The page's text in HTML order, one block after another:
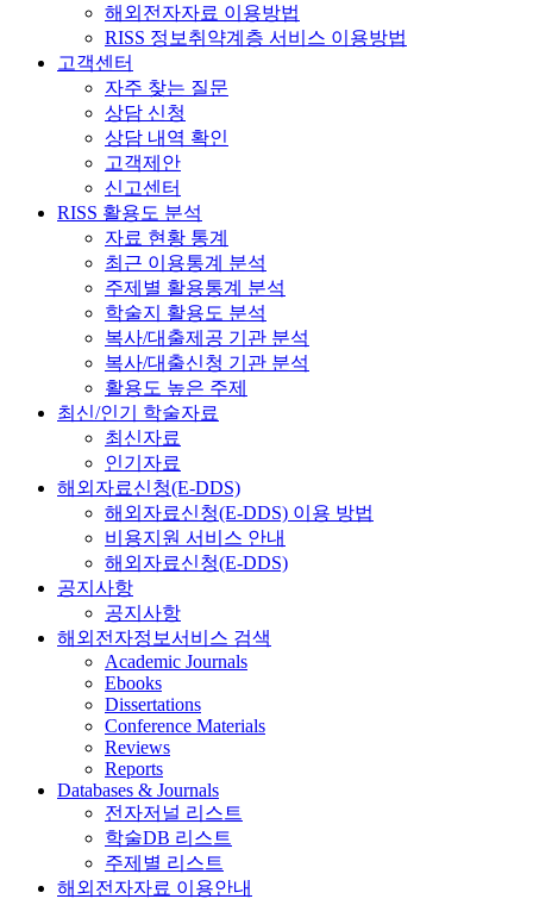
해외전자자료 이용방법
RISS 정보취약계층 서비스 이용방법
고객센터
자주 찾는 질문
상담 신청
상담 내역 확인
고객제안
신고센터
RISS 활용도 분석
자료 현황 통계
최근 이용통계 분석
주제별 활용통계 분석
학술지 활용도 분석
복사/대출제공 기관 분석
복사/대출신청 기관 분석
활용도 높은 주제
최신/인기 학술자료
최신자료
인기자료
해외자료신청(E-DDS)
해외자료신청(E-DDS) 이용 방법
비용지원 서비스 안내
해외자료신청(E-DDS)
공지사항
공지사항
해외전자정보서비스 검색
Academic Journals
Ebooks
Dissertations
Conference Materials
Reviews
Reports
Databases & Journals
전자저널 리스트
학술DB 리스트
주제별 리스트
해외전자자료 이용안내